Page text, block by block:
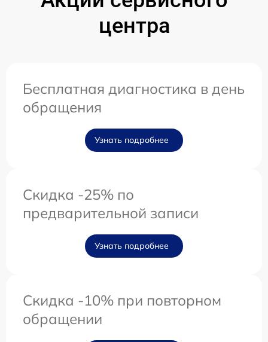
центра
Бесплатная диагностика в день
обращения
Узнать подробнее
Скидка -25% по
предварительной записи
Узнать подробнее
Скидка -10% при повторном
обращении